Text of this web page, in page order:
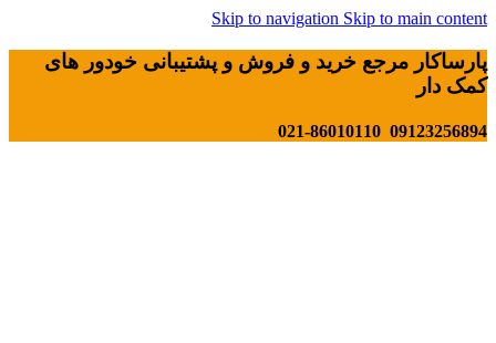
Skip to navigation Skip to main content
پارساکار مرجع خرید و فروش و پشتیبانی خودور های
کمک دار
09123256894 021-86010110